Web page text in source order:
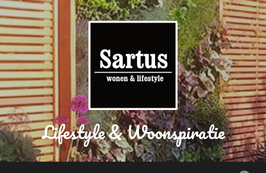
Naar
de
inhoud
springen
Zoeken
Lifestyle & Woonspiratie